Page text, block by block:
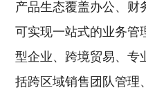
产品生态覆盖办公、财
可实现一站式的业务管
型企业、跨境贸易、专
括跨区域销售团队管理